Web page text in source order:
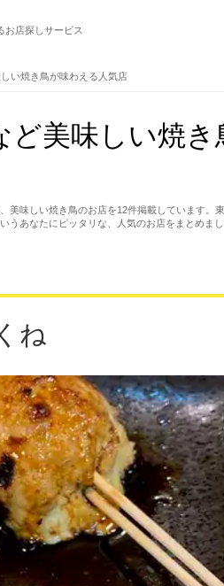
お店探しサービス
い焼き鳥が味わえる人気店
美味しい焼
美味しい焼き鳥のお店を12件掲載しています
あなたにピッタリな、人気のお店をまとめまし
ね